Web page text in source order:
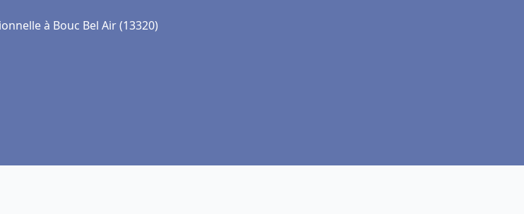
à Bouc Bel Air (13320)